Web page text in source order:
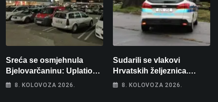
Sreća se osmjehnula
Bjelovarčaninu: Uplatio
samo 4 eura, a osvojio
8. KOLOVOZA 2026.
Sudarili se vlakovi
Hrvatskih željeznica.
Šestero osoba teško
8. KOLOVOZA 2026.